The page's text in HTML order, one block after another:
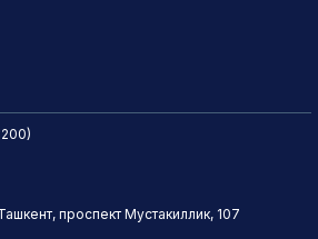
проспект Мустакиллик, 107